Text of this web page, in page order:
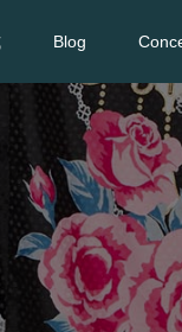
Blog